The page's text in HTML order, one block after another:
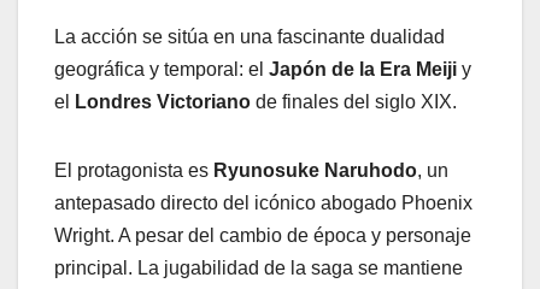
La acción se sitúa en una fascinante dualidad
geográfica y temporal: el Japón de la Era Meiji y
el
Londres Victoriano de finales del siglo XIX.
El protagonista es Ryunosuke Naruhodo, un
antepasado directo del icónico abogado Phoenix
Wright. A pesar del cambio de época y personaje
principal. La jugabilidad de la saga se mantiene